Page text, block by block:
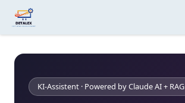
Zum Inhalt springen
KI-Assistent · Powered by Claude AI + RAG